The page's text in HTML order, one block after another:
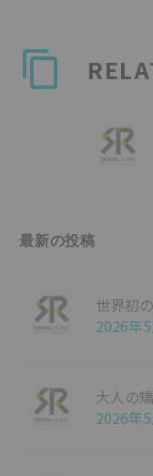
最新の投稿
世界初
2026年
大人の
2026年